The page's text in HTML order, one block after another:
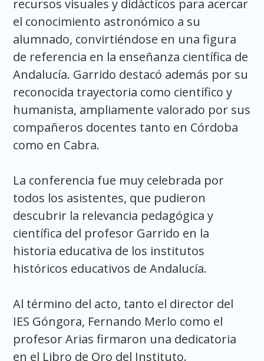
recursos visuales y didácticos para acercar
el conocimiento astronómico a su
alumnado, convirtiéndose en una figura
de referencia en la enseñanza científica de
Andalucía. Garrido destacó además por su
reconocida trayectoria como científico y
humanista, ampliamente valorado por sus
compañeros docentes tanto en Córdoba
como en Cabra.
La conferencia fue muy celebrada por
todos los asistentes, que pudieron
descubrir la relevancia pedagógica y
científica del profesor Garrido en la
historia educativa de los institutos
históricos educativos de Andalucía.
Al término del acto, tanto el director del
IES Góngora, Fernando Merlo como el
profesor Arias firmaron una dedicatoria
en el Libro de Oro del Instituto.